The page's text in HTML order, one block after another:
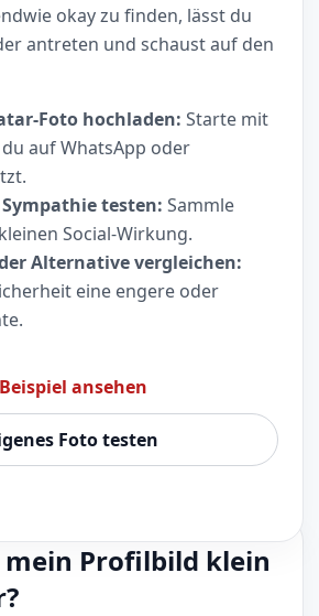
okay zu finden, lässt du
antreten und schaust auf den
Foto hochladen: Starte mit
auf WhatsApp oder
testen: Sammle
Social-Wirkung.
Alternative vergleichen:
eine engere oder
Beispiel ansehen
Foto testen
mein Profilbild klein